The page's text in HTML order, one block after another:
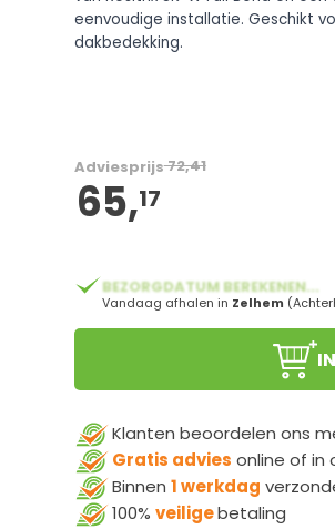
eenvoudige installatie. Geschikt
dakbedekking.
Adviesprijs72,41
65,17
BEZORGDATUM BEREKENEN...
Vandaag afhalen in Zelhem
Klanten beoordelen ons
Gratis advies online of in
Binnen 1 werkdag
100% veiligebetaling